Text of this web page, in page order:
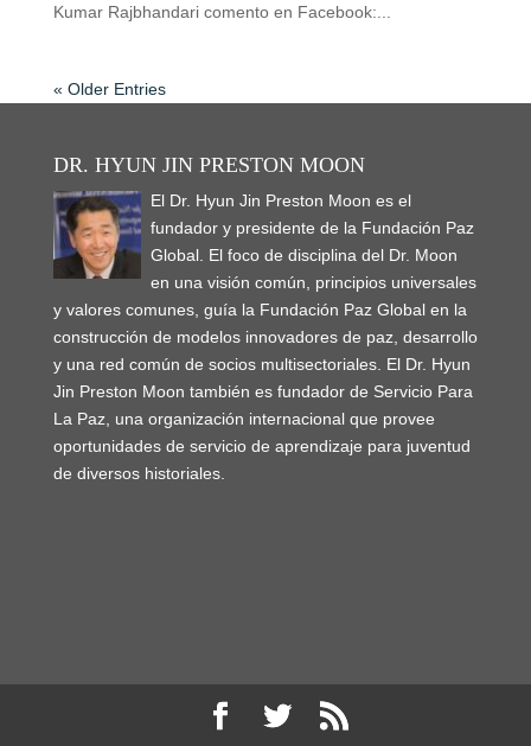
Kumar Rajbhandari comento en Facebook:...
« Older Entries
DR. HYUN JIN PRESTON MOON
El Dr. Hyun Jin Preston Moon es el
fundador y presidente de la Fundación Paz
Global. El foco de disciplina del Dr. Moon
en una visión común, principios universales
y valores comunes, guía la Fundación Paz Global en la
construcción de modelos innovadores de paz, desarrollo
y una red común de socios multisectoriales. El Dr. Hyun
Jin Preston Moon también es fundador de Servicio Para
La Paz, una organización internacional que provee
oportunidades de servicio de aprendizaje para juventud
de diversos historiales.